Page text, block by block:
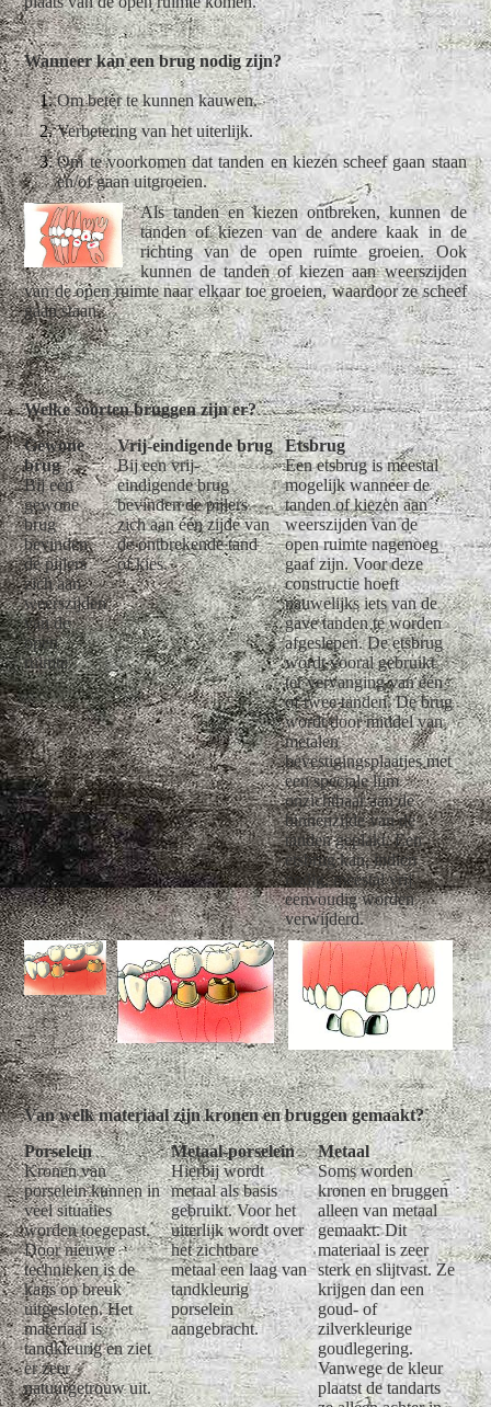
Wanneer kan een brug nodig zijn?
Om beter te kunnen kauwen.
Verbetering van het uiterlijk.
Om te voorkomen dat tanden en kiezen scheef gaan staan
en/of gaan uitgroeien.
Als tanden en kiezen ontbreken, kunnen de
tanden of kiezen van de andere kaak in de
richting van de open ruimte groeien. Ook
kunnen de tanden of kiezen aan weerszijden
van de open ruimte naar elkaar toe groeien, waardoor ze scheef
gaan staan.
Welke soorten bruggen zijn er?
Gewone
brug
Bij een
gewone
brug
bevinden
de pijlers
zich aan
weerszijden
van de
open
ruimte.
Vrij-eindigende brug
Bij een vrij-
eindigende brug
bevinden de pijlers
zich aan één zijde van
de ontbrekende tand
of kies.
Etsbrug
Een etsbrug is meestal
mogelijk wanneer de
tanden of kiezen aan
weerszijden van de
open ruimte nagenoeg
gaaf zijn. Voor deze
constructie hoeft
nauwelijks iets van de
gave tanden te worden
afgeslepen. De etsbrug
wordt vooral gebruikt
ter vervanging van één
of twee tanden. De brug
wordt door middel van
metalen
bevestigingsplaatjes met
een speciale lijm
onzichtbaar aan de
binnenzijde van de
tanden geplakt. Een
etsbrug kan, indien
nodig, meestal vrij
eenvoudig worden
verwijderd.
Van welk materiaal zijn kronen en bruggen gemaakt?
Porselein
Kronen van
porselein kunnen in
veel situaties
worden toegepast.
Door nieuwe
technieken is de
kans op breuk
uitgesloten. Het
materiaal is
tandkleurig en ziet
er zeer
natuurgetrouw uit.
Metaal-porselein
Hierbij wordt
metaal als basis
gebruikt. Voor het
uiterlijk wordt over
het zichtbare
metaal een laag van
tandkleurig
porselein
aangebracht.
Metaal
Soms worden
kronen en bruggen
alleen van metaal
gemaakt. Dit
materiaal is zeer
sterk en slijtvast. Ze
krijgen dan een
goud- of
zilverkleurige
goudlegering.
Vanwege de kleur
plaatst de tandarts